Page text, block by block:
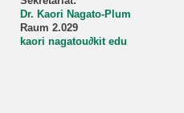
Dr. Kaori Nagato-Plum
Raum 2.029
kaori nagatou∂kit edu